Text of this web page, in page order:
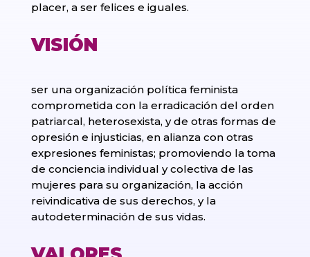
placer, a ser felices e iguales.
VISIÓN
ser una organización política feminista
comprometida con la erradicación del orden
patriarcal, heterosexista, y de otras formas de
opresión e injusticias, en alianza con otras
expresiones feministas; promoviendo la toma
de conciencia individual y colectiva de las
mujeres para su organización, la acción
reivindicativa de sus derechos, y la
autodeterminación de sus vidas.